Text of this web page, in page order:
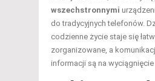
wszechstronnymi
do tradycyjnych telefonów.
codzienne życie staje się
zorganizowane, a
informacji są na wyciągnięcie